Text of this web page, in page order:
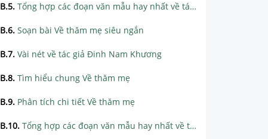
B.5. Tổng hợp các đoạn văn mẫu hay nhất về tác phẩm À ơi tay mẹ
B.6. Soạn bài Về thăm mẹ siêu ngắn
B.7. Vài nét về tác giả Đinh Nam Khương
B.8. Tìm hiểu chung Về thăm mẹ
B.9. Phân tích chi tiết Về thăm mẹ
B.10. Tổng hợp các đoạn văn mẫu hay nhất về tác phẩm Về thăm mẹ